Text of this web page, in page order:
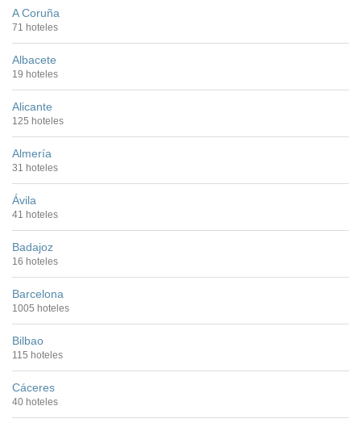
A Coruña
71 hoteles
Albacete
19 hoteles
Alicante
125 hoteles
Almería
31 hoteles
Ávila
41 hoteles
Badajoz
16 hoteles
Barcelona
1005 hoteles
Bilbao
115 hoteles
Cáceres
40 hoteles